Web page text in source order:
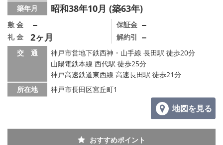
築年月 昭和38年10月 (築63年)
敷 金 －
礼 金 2ヶ月
保証金 －
解約引 －
交 通
神戸市営地下鉄西神・山手線 長田駅 徒歩20分
山陽電鉄本線 西代駅 徒歩25分
神戸高速鉄道東西線 高速長田駅 徒歩21分
所在地
神戸市長田区宮丘町1
地図を見る
おすすめポイント